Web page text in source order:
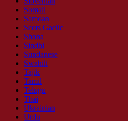
Somali
Samoan
Scots Gaelic
Shona
Sindhi
Sundanese
Swahili
Tajik
Tamil
Telugu
Thai
Ukrainian
Urdu